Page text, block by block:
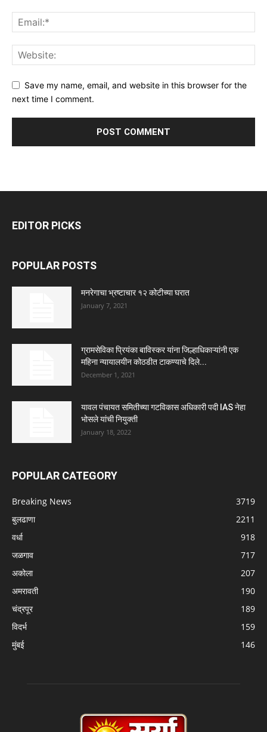
Save my name, email, and website in this browser for the
next time I comment.
EDITOR PICKS
POPULAR POSTS
मनरेगाचा भ्रष्टाचार १२ कोटीच्या घरात
January 7, 2021
ग्रामसेविका प्रियंका बाविस्कर यांना जिल्हाधिकाऱ्यांनी एक
महिना न्यायालयीन कोठडीत टाकण्याचे दिले...
December 1, 2021
यावल पंचायत समितीच्या गटविकास अधिकारी पदी IAS नेहा
भोसले यांची नियुक्ती
January 18, 2022
POPULAR CATEGORY
Breaking News
3719
बुलढाणा
2211
वर्धा
918
जळगाव
717
अकोला
207
अमरावती
190
चंद्रपूर
189
विदर्भ
159
मुंबई
146